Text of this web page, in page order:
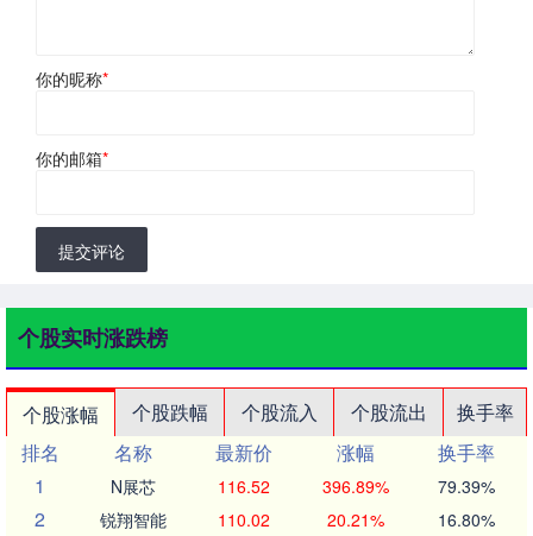
你的昵称*
你的邮箱*
提交评论
个股实时涨跌榜
个股涨幅 个股跌幅 个股流入 个股流出
换手率
排名
名称 最新价 涨幅
换手率
1
N展芯 116.52 396.89% 79.39%
2 锐翔智能 110.02 20.21% 16.80%